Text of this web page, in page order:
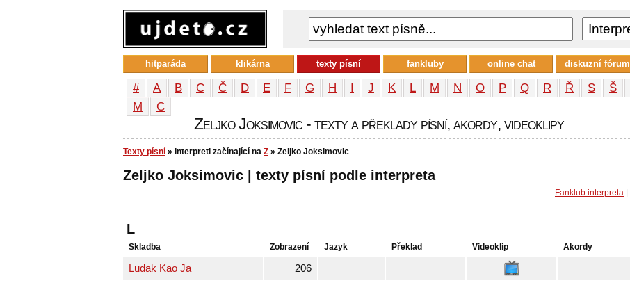
# A B C Č D E F G H I J K L M N O P Q R Ř S Š
М
С
Zeljko Joksimovic - texty a překlady písní, akordy, videoklipy
Texty písní » interpreti začínající na Z » Zeljko Joksimovic
Zeljko Joksimovic | texty písní podle interpreta
Fanklub interpreta
L
Skladba Zobrazení Jazyk Překlad Videoklip Akordy
Ludak Kao Ja 206
hitparáda klikárna texty písní fankluby online chat diskuzní fórum